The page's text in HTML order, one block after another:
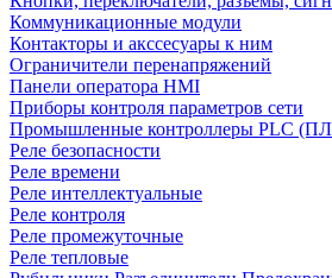
Коммуникационные модули
Контакторы и акссесуары к ним
Ограничители перенапряжений
Панели оператора HMI
Приборы контроля параметров сети
Промышленные контроллеры PLC
Реле безопасности
Реле времени
Реле интеллектуальные
Реле контроля
Реле промежуточные
Реле тепловые